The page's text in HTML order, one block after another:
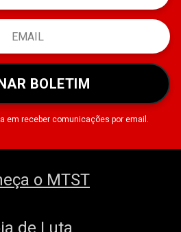
BOLETIM
em receber comunicações por email.
o MTST
de Luta